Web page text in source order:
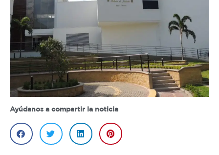
Ayúdanos a compartir la noticia